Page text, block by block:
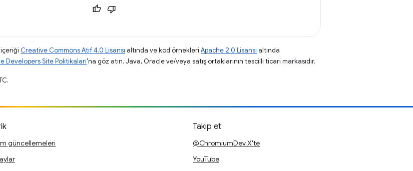
Creative Commons Atıf 4.0 Lisansı altında ve kod örnekleri Apache 2.0 Lisansı altında
Developers Site Politikaları'na göz atın. Java, Oracle ve/veya satış ortaklarının tescilli ticari markasıdır.
güncellemeleri
Takip et
@ChromiumDev X'te
YouTube